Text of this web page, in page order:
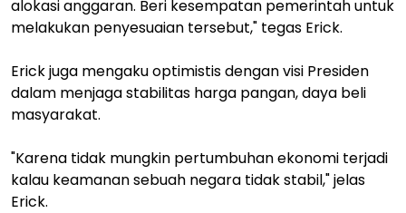
alokasi anggaran. Beri kesempatan pemerintah untuk
melakukan penyesuaian tersebut," tegas Erick.
Erick juga mengaku optimistis dengan visi Presiden
dalam menjaga stabilitas harga pangan, daya beli
masyarakat.
"Karena tidak mungkin pertumbuhan ekonomi terjadi
kalau keamanan sebuah negara tidak stabil," jelas
Erick.